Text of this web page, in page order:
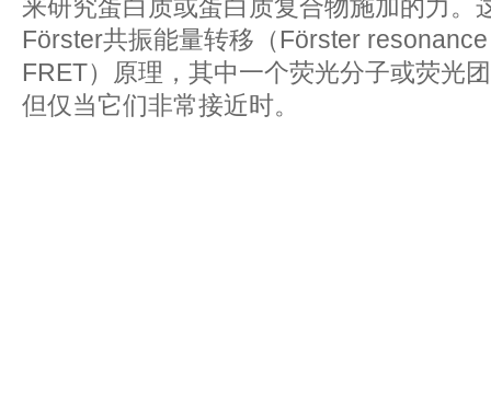
来研究蛋白质或蛋白质复合物施加的力。
Förster共振能量转移（Förster
FRET）原理，其中一个荧光分子或荧
但仅当它们非常接近时。